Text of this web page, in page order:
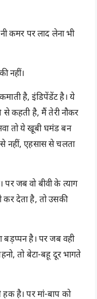
कमर पर लाद लेना भी
नहीं।
है, इंडिपेंडेंट है। ये
कहती है, मैं तेरी नौकर
तो ये खूबी घमंड बन
से नहीं, एहसास से चलता
पर जब वो बीवी के त्याग
कर देता है, तो उसकी
बड़प्पन है। पर जब वही
तो बेटा-बहू दूर भागते
हक है। पर मां-बाप को